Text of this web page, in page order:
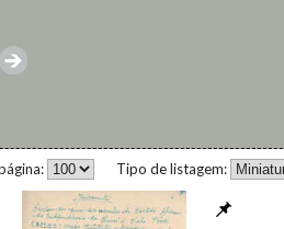
Tipo de listagem: